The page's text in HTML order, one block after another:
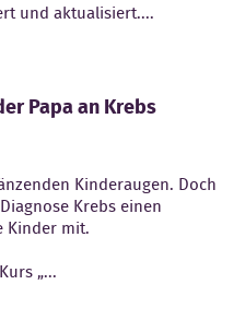
und aktualisiert....
Papa an Krebs
Kinderaugen. Doch
Krebs einen
Kinder mit.
„...